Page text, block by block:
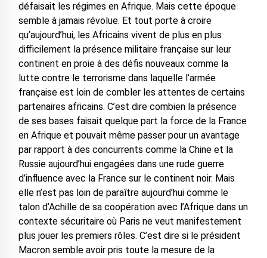
défaisait les régimes en Afrique. Mais cette époque
semble à jamais révolue. Et tout porte à croire
qu’aujourd’hui, les Africains vivent de plus en plus
difficilement la présence militaire française sur leur
continent en proie à des défis nouveaux comme la
lutte contre le terrorisme dans laquelle l’armée
française est loin de combler les attentes de certains
partenaires africains. C’est dire combien la présence
de ses bases faisait quelque part la force de la France
en Afrique et pouvait même passer pour un avantage
par rapport à des concurrents comme la Chine et la
Russie aujourd’hui engagées dans une rude guerre
d’influence avec la France sur le continent noir. Mais
elle n’est pas loin de paraître aujourd’hui comme le
talon d’Achille de sa coopération avec l’Afrique dans un
contexte sécuritaire où Paris ne veut manifestement
plus jouer les premiers rôles. C’est dire si le président
Macron semble avoir pris toute la mesure de la